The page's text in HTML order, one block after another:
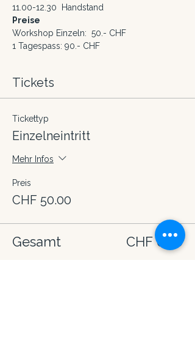
11.00-12.30  Handstand
Preise
Workshop Einzeln:  50.- CHF
1 Tagespass: 90.- CHF
Tickets
Tickettyp
Einzelneintritt
Mehr Infos
Preis
CHF 50.00
Gesamt CHF 0.00